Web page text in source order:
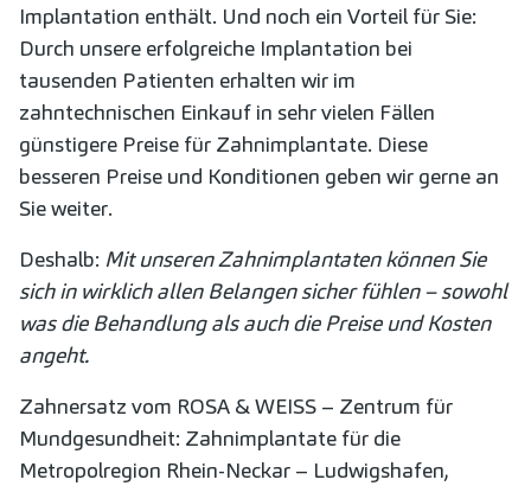
Implantation enthält. Und noch ein Vorteil für Sie:
Durch unsere erfolgreiche Implantation bei
tausenden Patienten erhalten wir im
zahntechnischen Einkauf in sehr vielen Fällen
günstigere Preise für Zahnimplantate. Diese
besseren Preise und Konditionen geben wir gerne an
Sie weiter.
Deshalb: Mit unseren Zahnimplantaten können Sie
sich in wirklich allen Belangen sicher fühlen – sowohl
was die Behandlung als auch die Preise und Kosten
angeht.
Zahnersatz vom ROSA & WEISS – Zentrum für
Mundgesundheit: Zahnimplantate für die
Metropolregion Rhein-Neckar – Ludwigshafen,